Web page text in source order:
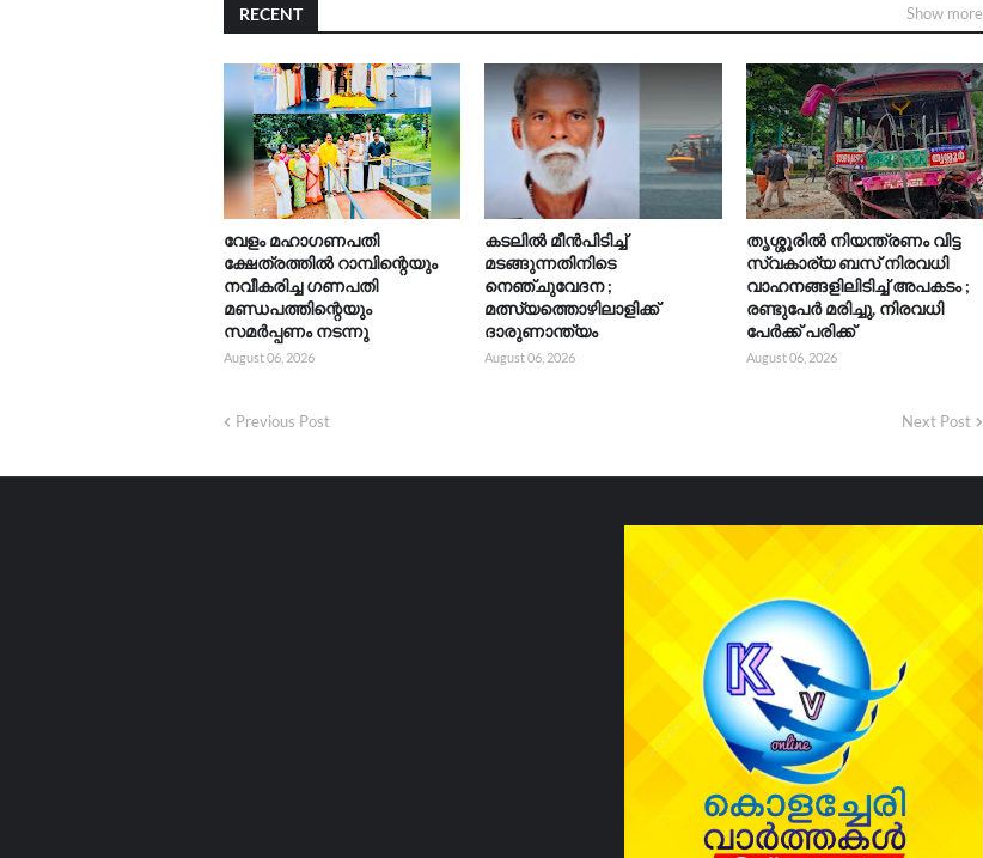
RECENT Show more
വേളം മഹാഗണപതി
ക്ഷേത്രത്തിൽ റാമ്പിന്റെയും
നവീകരിച്ച ഗണപതി
മണ്ഡപത്തിന്റെയും
സമർപ്പണം നടന്നു
August 06, 2026
കടലിൽ മീൻപിടിച്ച്
മടങ്ങുന്നതിനിടെ
നെഞ്ചുവേദന ;
മത്സ്യത്തൊഴിലാളിക്ക്
ദാരുണാന്ത്യം
August 06, 2026
തൃശ്ശൂരിൽ നിയന്ത്രണം വിട്ട
സ്വകാര്യ ബസ് നിരവധി
വാഹനങ്ങളിലിടിച്ച് അപകടം ;
രണ്ടുപേർ മരിച്ചു, നിരവധി
പേർക്ക് പരിക്ക്
August 06, 2026
Previous Post Next Post